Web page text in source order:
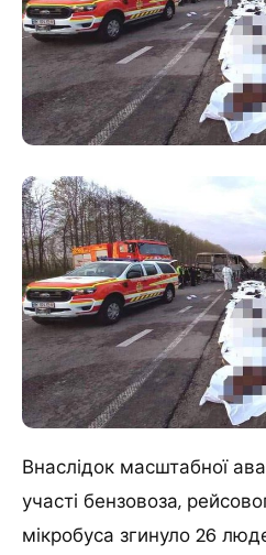
Внаслідок масштабної
участі бензовоза,
мікробуса згинуло 26